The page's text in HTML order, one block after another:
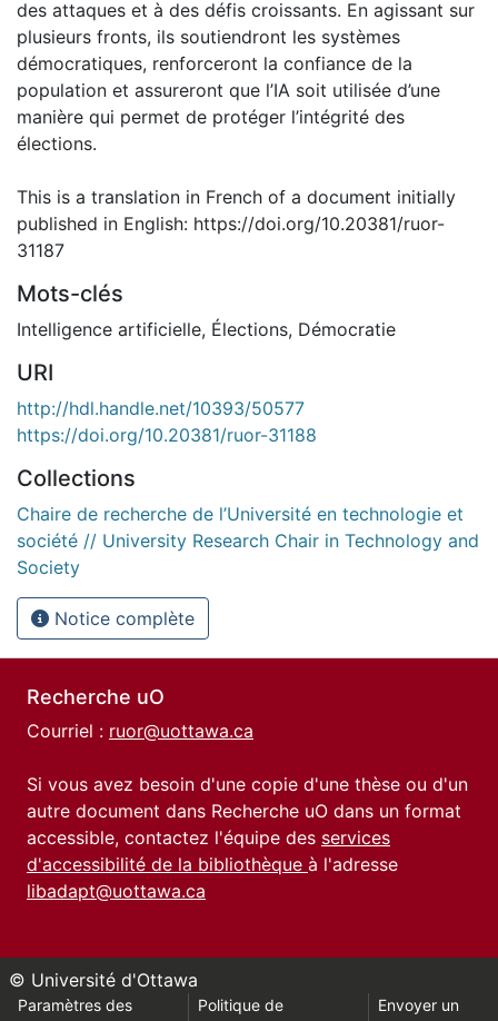
des attaques et à des défis croissants. En agissant sur
plusieurs fronts, ils soutiendront les systèmes
démocratiques, renforceront la confiance de la
population et assureront que l’IA soit utilisée d’une
manière qui permet de protéger l’intégrité des
élections.
This is a translation in French of a document initially
published in English: https://doi.org/10.20381/ruor-
31187
Mots-clés
Intelligence artificielle, Élections, Démocratie
URI
http://hdl.handle.net/10393/50577
https://doi.org/10.20381/ruor-31188
Collections
Chaire de recherche de l’Université en technologie et
société // University Research Chair in Technology and
Society
Notice complète
Recherche uO
Courriel : ruor@uottawa.ca
Si vous avez besoin d'une copie d'une thèse ou d'un
autre document dans Recherche uO dans un format
accessible, contactez l'équipe des services
d'accessibilité de la bibliothèque à l'adresse
libadapt@uottawa.ca
© Université d'Ottawa
Paramètres des
Politique de
Envoyer un